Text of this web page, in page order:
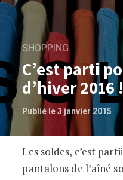
SHOPPING
C’est parti
d’hiver 2016 !
Publié le 3 janvier 2015
C’est parti
Les soldes, c’est
pantalons de l’aîné